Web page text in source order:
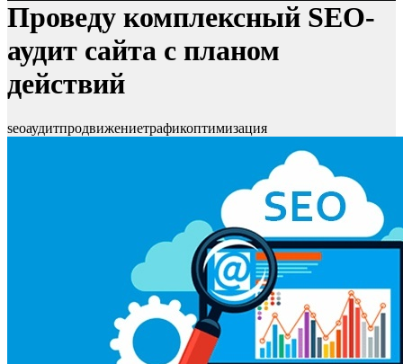
Проведу комплексный SEO-
аудит сайта с планом
действий
seoаудитпродвижениетрафикоптимизация